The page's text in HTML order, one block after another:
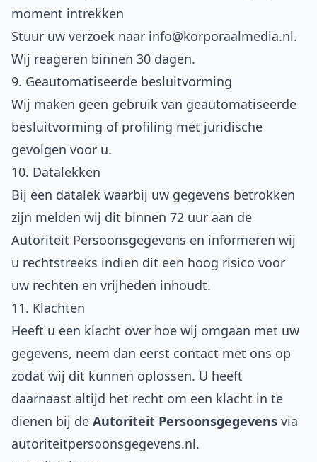
moment intrekken
Stuur uw verzoek naar info@korporaalmedia.nl.
Wij reageren binnen 30 dagen.
9. Geautomatiseerde besluitvorming
Wij maken geen gebruik van geautomatiseerde
besluitvorming of profiling met juridische
gevolgen voor u.
10. Datalekken
Bij een datalek waarbij uw gegevens betrokken
zijn melden wij dit binnen 72 uur aan de
Autoriteit Persoonsgegevens en informeren wij
u rechtstreeks indien dit een hoog risico voor
uw rechten en vrijheden inhoudt.
11. Klachten
Heeft u een klacht over hoe wij omgaan met uw
gegevens, neem dan eerst contact met ons op
zodat wij dit kunnen oplossen. U heeft
daarnaast altijd het recht om een klacht in te
dienen bij de Autoriteit Persoonsgegevens via
autoriteitpersoonsgegevens.nl.